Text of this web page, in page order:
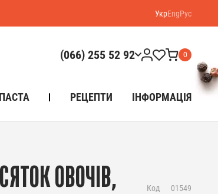
УкрEngРус
(066) 255 52 92 0
РЕЦЕПТИ ІНФОРМАЦІЯ
ОВОЧІВ,
Код 01549